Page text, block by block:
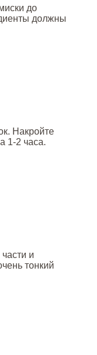
до
должны
Накройте
1-2 часа.
и
тонкий